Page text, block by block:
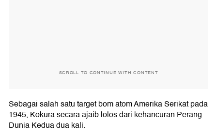
SCROLL TO CONTINUE WITH CONTENT
Sebagai salah satu target bom atom Amerika Serikat pada
1945, Kokura secara ajaib lolos dari kehancuran Perang
Dunia Kedua dua kali.